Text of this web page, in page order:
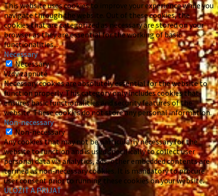
This website uses cookies to improve your experience while you
navigate through the website. Out of these cookies, the
cookies that are categorized as necessary are stored on your
browser as they are essential for the working of basic
functionalities...
Necessary
Necessary
Vždy zapnuté
Necessary cookies are absolutely essential for the website to
function properly. This category only includes cookies that
ensures basic functionalities and security features of the
website. These cookies do not store any personal information.
Non-necessary
Non-necessary
Any cookies that may not be particularly necessary for the
website to function and is used specifically to collect user
personal data via analytics, ads, other embedded contents are
termed as non-necessary cookies. It is mandatory to procure
user consent prior to running these cookies on your website.
ULOŽIŤ A PRIJAŤ